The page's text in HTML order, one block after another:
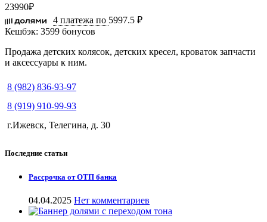
23990₽
4 платежа по 5997.5 ₽
Кешбэк: 3599 бонусов
Продажа детских колясок, детских кресел, кроваток запчасти
и аксессуары к ним.
8 (982) 836-93-97
8 (919) 910-99-93
г.Ижевск, Телегина, д. 30
Последние статьи
Рассрочка от ОТП банка
04.04.2025 Нет комментариев